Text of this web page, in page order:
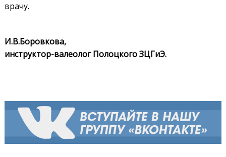
врачу.
И.В.Боровкова,
инструктор-валеолог Полоцкого ЗЦГиЭ.